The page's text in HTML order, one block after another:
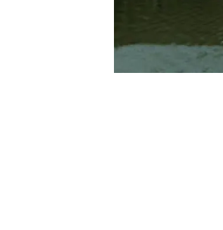
Observación de la Tierra